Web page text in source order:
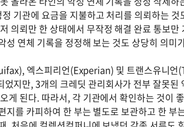
기관에 요금을 지불하고 처리를 의뢰하는 것
의뢰만 한 상태에서 무작정 해결 완료 통보만
성 연체 기록을 정정해 보는 것도 상당히 의미
엑스피리언(Experian) 및 트랜스유니
지만, 3개의 크레딧 관리회사가 전부 잘못된
게 된다. 따라서, 각 기관에서 확인하는 것이
지를 카피하여 한 부는 별도로 보관하고 한 부